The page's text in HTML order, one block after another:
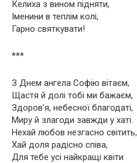
Келиха з вином підняти,
Іменини в теплім колі,
Гарно святкувати!
***
З Днем ангела Софію вітаєм,
Щастя й долі тобі ми бажаєм,
Здоров’я, небесної благодаті,
Миру й злагоди завжди у хаті.
Нехай любов незгасно світить,
Хай доля радісно співа,
Для тебе усі найкращі квіти